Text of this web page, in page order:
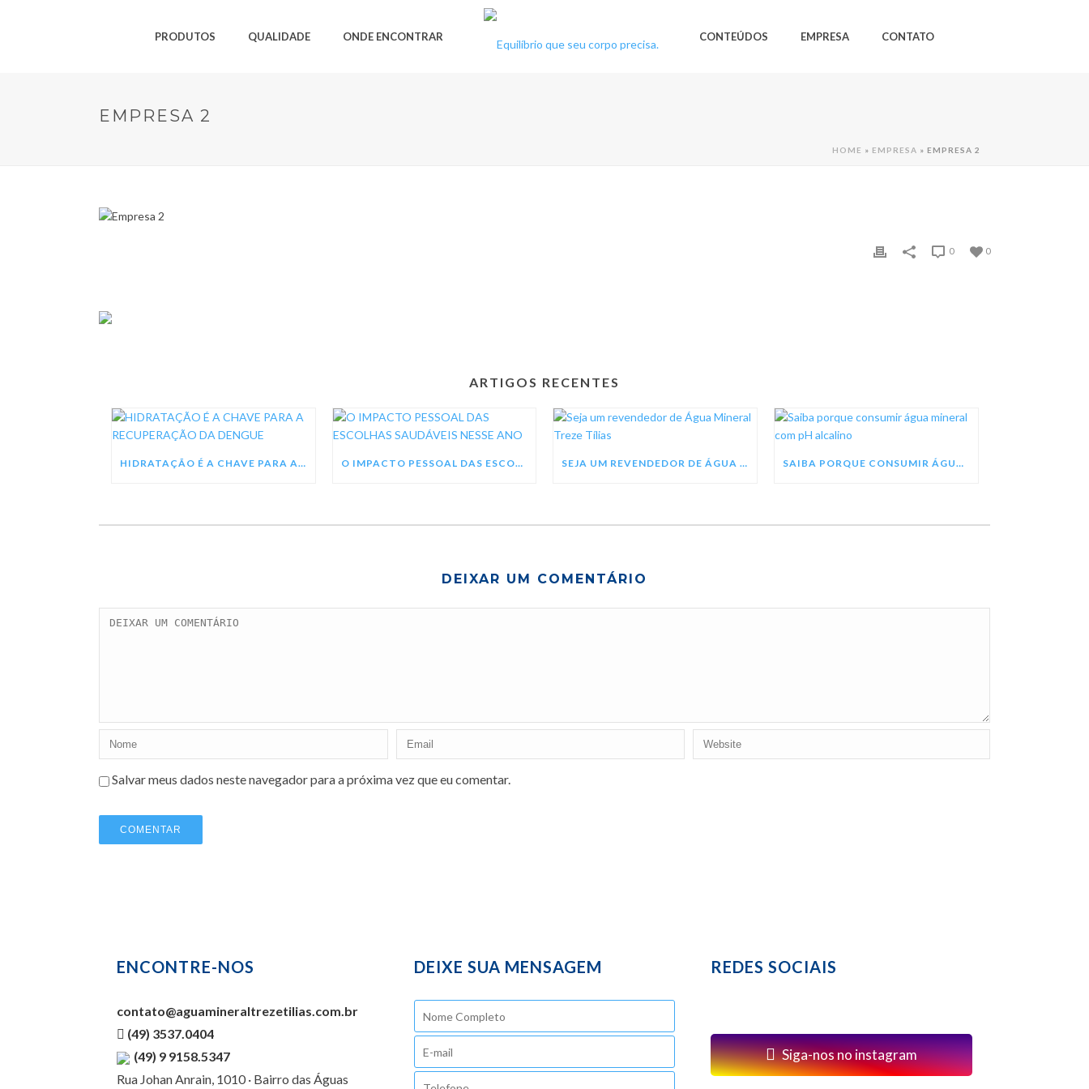
PRODUTOS QUALIDADE ONDE ENCONTRAR CONTEÚDOS EMPRESA CONTATO
EMPRESA 2
HOME » EMPRESA » EMPRESA 2
0
0
ARTIGOS RECENTES
HIDRATAÇÃO É A CHAVE PARA A RECUPERAÇÃO DA DENGUE O IMPACTO PESSOAL DAS ESCOLHAS SAUDÁVEIS NESSE ANO SEJA UM REVENDEDOR DE ÁGUA MINERAL TREZE TÍLIAS SAIBA PORQUE CONSUMIR ÁGUA MINERAL COM PH ALCALINO
DEIXAR UM COMENTÁRIO
Salvar meus dados neste navegador para a próxima vez que eu comentar.
ENCONTRE-NOS
contato@aguamineraltrezetilias.com.br
(49) 3537.0404
(49) 9 9158.5347
Rua Johan Anrain, 1010 · Bairro das Águas
DEIXE SUA MENSAGEM REDES SOCIAIS
Siga-nos no instagram